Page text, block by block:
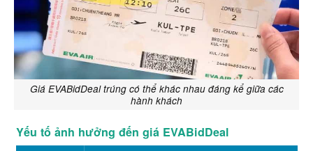
Giá EVABidDeal trúng có thể khác nhau đáng kể giữa các
hành khách
Yếu tố ảnh hưởng đến giá EVABidDeal